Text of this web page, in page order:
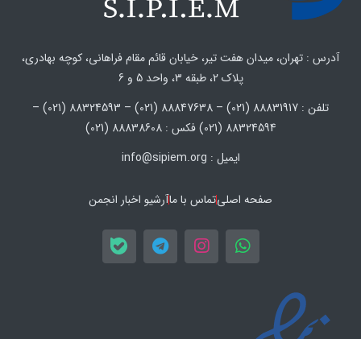
آدرس : تهران، میدان هفت تیر، خیابان قائم مقام فراهانی، کوچه بهادری،
پلاک 2، طبقه 3، واحد 5 و 6
تلفن : 88831917 (021) – 88847638 (021) – 88324593 (021) –
88324594 (021) فکس : 88838608 (021)
ایمیل : info@sipiem.org
صفحه اصلیتماس با ماآرشیو اخبار انجمن